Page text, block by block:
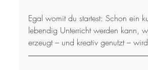
Egal womit du startest: Schon ein
lebendig Unterricht werden kann,
erzeugt – und kreativ genutzt –